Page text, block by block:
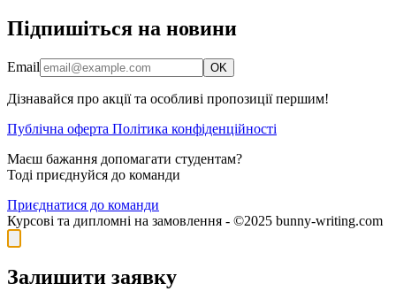
Підпишіться на новини
Email OK
Дізнавайся про акції та особливі пропозиції першим!
Публічна оферта Політика конфіденційності
Маєш бажання допомагати студентам?
Тоді приєднуйся до команди
Приєднатися до команди
Курсові та дипломні на замовлення - ©2025 bunny-writing.com
Залишити заявку